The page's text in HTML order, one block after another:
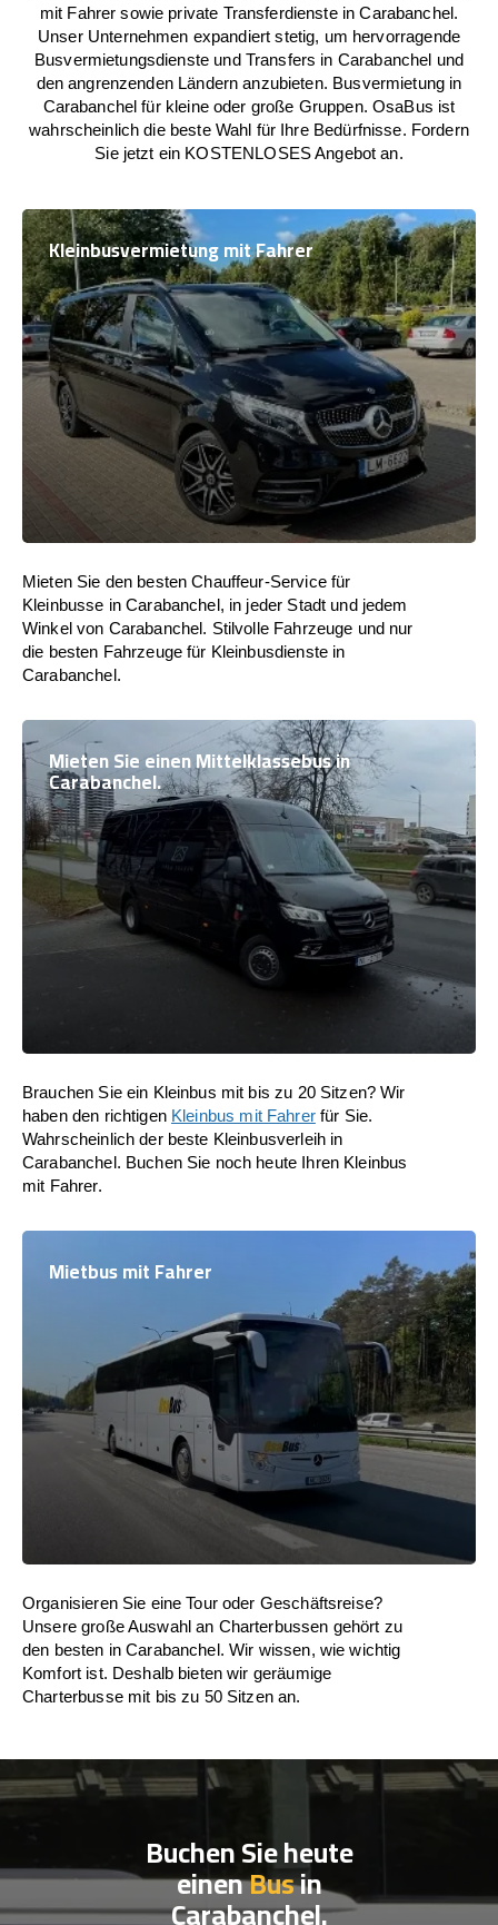
mit Fahrer sowie private Transferdienste in Carabanchel.
Unser Unternehmen expandiert stetig, um hervorragende
Busvermietungsdienste und Transfers in Carabanchel und
den angrenzenden Ländern anzubieten. Busvermietung in
Carabanchel für kleine oder große Gruppen. OsaBus ist
wahrscheinlich die beste Wahl für Ihre Bedürfnisse. Fordern
Sie jetzt ein KOSTENLOSES Angebot an.
Kleinbusvermietung mit Fahrer
Mieten Sie den besten Chauffeur-Service für
Kleinbusse in Carabanchel, in jeder Stadt und jedem
Winkel von Carabanchel. Stilvolle Fahrzeuge und nur
die besten Fahrzeuge für Kleinbusdienste in
Carabanchel.
Mieten Sie einen Mittelklassebus in
Carabanchel.
Brauchen Sie ein Kleinbus mit bis zu 20 Sitzen? Wir
haben den richtigen Kleinbus mit Fahrerfür Sie.
Wahrscheinlich der beste Kleinbusverleih in
Carabanchel. Buchen Sie noch heute Ihren Kleinbus
mit Fahrer.
Mietbus mit Fahrer
Organisieren Sie eine Tour oder Geschäftsreise?
Unsere große Auswahl an Charterbussen gehört zu
den besten in Carabanchel. Wir wissen, wie wichtig
Komfort ist. Deshalb bieten wir geräumige
Charterbusse mit bis zu 50 Sitzen an.
Buchen Sie heute
einenBusin
Carabanchel.